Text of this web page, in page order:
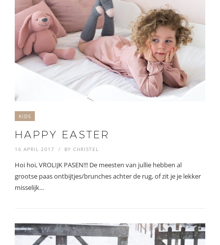
KIDS
HAPPY EASTER
16 APRIL 2017 BY CHRISTEL
Hoi hoi, VROLIJK PASEN!!! De meesten van jullie hebben al
grootse paas ontbijtjes/brunches achter de rug, of zit je je lekker
misselijk…